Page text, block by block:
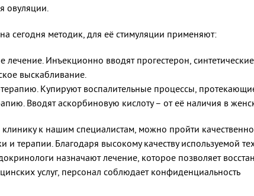
овуляции.
сегодня методик, для её стимуляции применяют:
лечение. Инъекционно вводят прогестерон,
выскабливание.
Купируют воспалительные процессы,
Вводят аскорбиновую кислоту – от её наличия в
к нашим специалистам, можно пройти
и терапии. Благодаря высокому качеству используемой
назначают лечение, которое позволяет
услуг, персонал соблюдает конфиденциальность